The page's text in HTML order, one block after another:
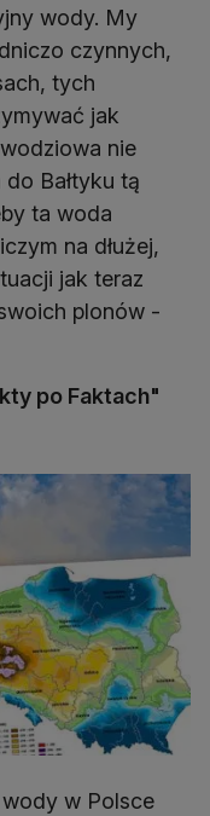
wody. My
czynnych,
tych
jak
nie
do Bałtyku tą
ta woda
na dłużej,
jak teraz
plonów -
po Faktach"
w Polsce